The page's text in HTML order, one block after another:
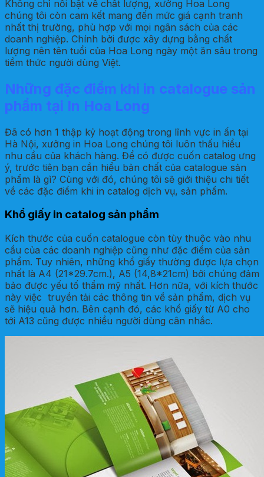
Không chỉ nổi bật về chất lượng, xưởng Hoa Long
chúng tôi còn cam kết mang đến mức giá cạnh tranh
nhất thị trường, phù hợp với mọi ngân sách của các
doanh nghiệp. Chính bởi được xây dựng bằng chất
lượng nên tên tuổi của Hoa Long ngày một ăn sâu trong
tiềm thức người dùng Việt.
Những đặc điểm khi in catalogue sản
phẩm tại In Hoa Long
Đã có hơn 1 thập kỷ hoạt động trong lĩnh vực in ấn tại
Hà Nội, xưởng in Hoa Long chúng tôi luôn thấu hiểu
nhu cầu của khách hàng. Để có được cuốn catalog ưng
ý, trước tiên bạn cần hiểu bản chất của catalogue sản
phẩm là gì? Cùng với đó, chúng tôi sẽ giới thiệu chi tiết
về các đặc điểm khi in catalog dịch vụ, sản phẩm.
Khổ giấy in catalog sản phẩm
Kích thước của cuốn catalogue còn tùy thuộc vào nhu
cầu của các doanh nghiệp cũng như đặc điểm của sản
phẩm. Tuy nhiên, những khổ giấy thường được lựa chọn
nhất là A4 (21*29.7cm.), A5 (14,8*21cm) bởi chúng đảm
bảo được yếu tố thẩm mỹ nhất. Hơn nữa, với kích thước
này việc truyền tải các thông tin về sản phẩm, dịch vụ
sẽ hiệu quả hơn. Bên cạnh đó, các khổ giấy từ A0 cho
tới A13 cũng được nhiều người dùng cân nhắc.